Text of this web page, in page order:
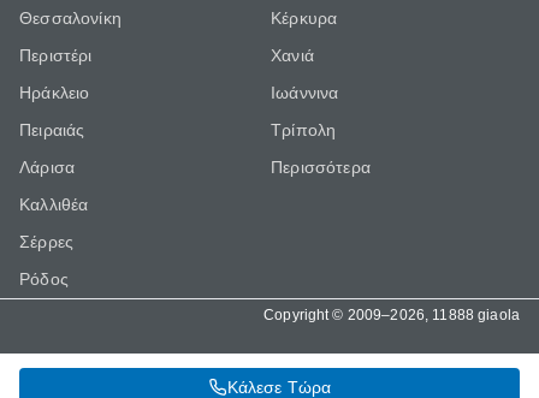
Κάλεσε Τώρα
Θεσσαλονίκη
Περιστέρι
Ηράκλειο
Πειραιάς
Λάρισα
Καλλιθέα
Σέρρες
Ρόδος
Κέρκυρα
Χανιά
Ιωάννινα
Τρίπολη
Περισσότερα
Copyright © 2009–2026, 11888 giaola